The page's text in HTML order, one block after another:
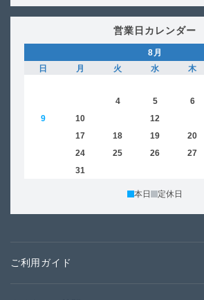
営業日カレンダー
8 月
日
月 火 水 木
4 5 6
9
10 12
17 18 19 20
24 25 26 27
31
本日 定休日
ご利用ガイド